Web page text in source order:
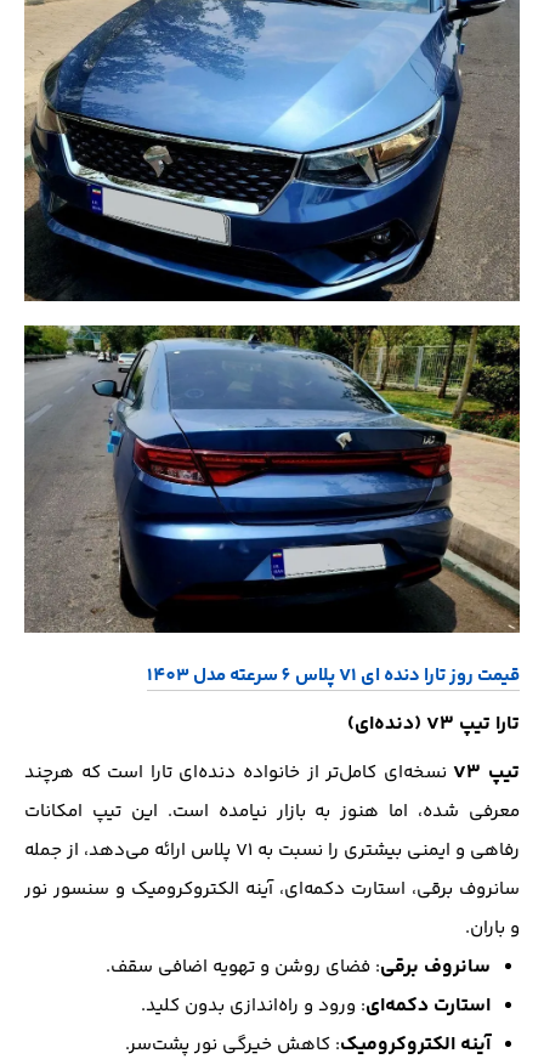
قیمت روز تارا دنده ای V1 پلاس 6 سرعته مدل 1403
تارا تیپ V3 (دنده‌ای)
تیپ V3
نسخه‌ای کامل‌تر از خانواده دنده‌ای تارا است که هرچند
معرفی شده، اما هنوز به بازار نیامده است. این تیپ امکانات
رفاهی و ایمنی بیشتری را نسبت به V1 پلاس ارائه می‌دهد، از جمله
سانروف برقی، استارت دکمه‌ای، آینه الکتروکرومیک و سنسور نور
و باران.
سانروف برقی: فضای روشن و تهویه اضافی سقف.
استارت دکمه‌ای: ورود و راه‌اندازی بدون کلید.
آینه الکتروکرومیک: کاهش خیرگی نور پشت‌سر.